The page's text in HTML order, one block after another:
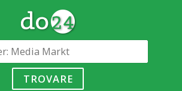
TROVARE